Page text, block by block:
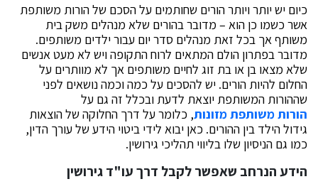
כיום יש יותר ויותר הורים שחותמים על הסכם של הורות משותפת
אשר כשמו כן הוא – מדובר בהורים שלא מנהלים משק בית
משותף אך בכל זאת מנהלים סדר יום עבור ילדים משותפים.
מדובר בפתרון הולם המתאים לרוח התקופה ויש לא מעט אנשים
שלא מצאו בן או בת זוג לחיים משותפים אך לא מוותרים על
החלום להיות הורים. יש להסכים על כמה וכמה נושאים לפני
שההורות המשותפת יוצאת לדעת ובכלל זה גם על
הורות משותפת מזונות, כלומר על דרך החלוקה של הוצאות
גידול הילד בין ההורים. כאן יבוא לידי ביטוי הידע של עורך הדין,
כמו גם הניסיון שלו בליווי תהליכי גירושין.
הידע הנרחב שאפשר לקבל דרך עו"ד גירושין